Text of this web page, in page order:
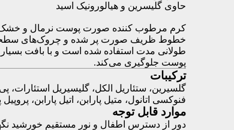
حاوی گلیسرین و هیالورونیک اسید
کرم مرطوب کننده صورت پوست نرمال و خشک
خطوط ظریف صورت پر شده و چروک‌های سطحی
طولانی مدت استفاده شده است و با بافت
پوست جلوگیری می‌کند.
ترکیبات
فنوکسی اتانول، متیل پارابن، اتیل پارابن،
موارد قابل توجه
دور از دسترس اطفال و نور مستقیم خورشید